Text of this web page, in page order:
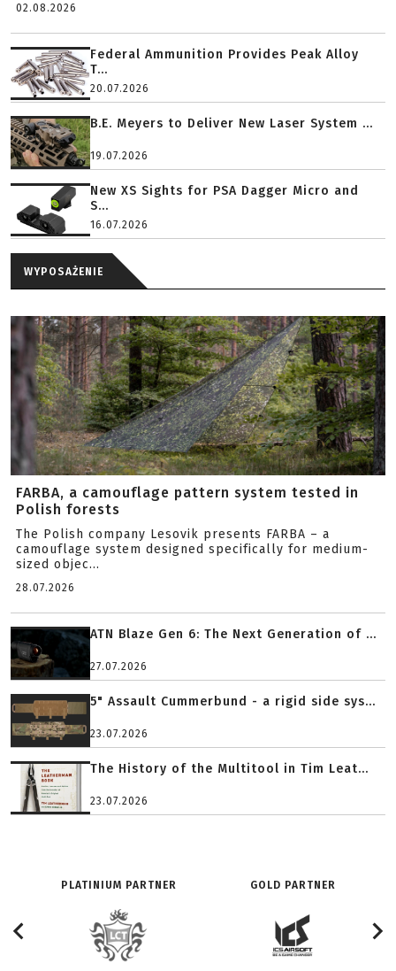
02.08.2026
Federal Ammunition Provides Peak Alloy
T...
20.07.2026
B.E. Meyers to Deliver New Laser System ...
19.07.2026
New XS Sights for PSA Dagger Micro and
S...
16.07.2026
WYPOSAŻENIE
FARBA, a camouflage pattern system tested in
Polish forests
The Polish company Lesovik presents FARBA – a
camouflage system designed specifically for medium-
sized objec...
28.07.2026
ATN Blaze Gen 6: The Next Generation of ...
27.07.2026
5" Assault Cummerbund - a rigid side sys...
23.07.2026
The History of the Multitool in Tim Leat...
23.07.2026
PLATINIUM PARTNER GOLD PARTNER